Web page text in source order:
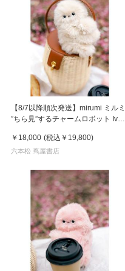
【8/7以降順次発送】mirumi ミルミ
”ちら見”するチャームロボット Ivory
￥18,000 (税込 ￥19,800)
六本松 蔦屋書店